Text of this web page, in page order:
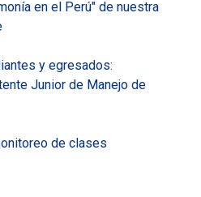
en el Perú" de nuestra
y egresados:
Junior de Manejo de
de clases